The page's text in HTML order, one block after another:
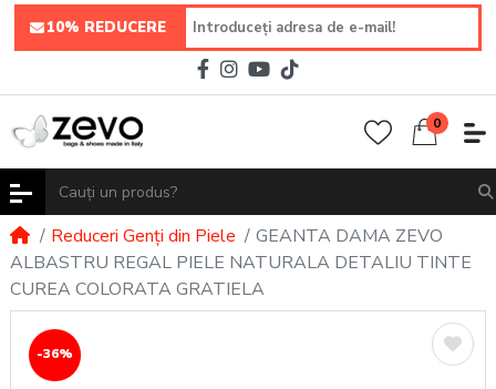
10% REDUCERE
0
Reduceri Genți din Piele
GEANTA DAMA ZEVO
ALBASTRU REGAL PIELE NATURALA DETALIU TINTE
CUREA COLORATA GRATIELA
-36%